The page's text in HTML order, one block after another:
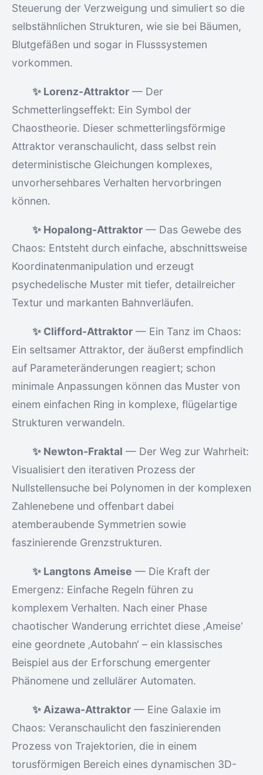
Steuerung der Verzweigung und simuliert so die
selbstähnlichen Strukturen, wie sie bei Bäumen,
Blutgefäßen und sogar in Flusssystemen
vorkommen.
✨ Lorenz-Attraktor — Der
Schmetterlingseffekt: Ein Symbol der
Chaostheorie. Dieser schmetterlingsförmige
Attraktor veranschaulicht, dass selbst rein
deterministische Gleichungen komplexes,
unvorhersehbares Verhalten hervorbringen
können.
✨ Hopalong-Attraktor — Das Gewebe des
Chaos: Entsteht durch einfache, abschnittsweise
Koordinatenmanipulation und erzeugt
psychedelische Muster mit tiefer, detailreicher
Textur und markanten Bahnverläufen.
✨ Clifford-Attraktor — Ein Tanz im Chaos:
Ein seltsamer Attraktor, der äußerst empfindlich
auf Parameteränderungen reagiert; schon
minimale Anpassungen können das Muster von
einem einfachen Ring in komplexe, flügelartige
Strukturen verwandeln.
✨ Newton-Fraktal — Der Weg zur Wahrheit:
Visualisiert den iterativen Prozess der
Nullstellensuche bei Polynomen in der komplexen
Zahlenebene und offenbart dabei
atemberaubende Symmetrien sowie
faszinierende Grenzstrukturen.
✨ Langtons Ameise — Die Kraft der
Emergenz: Einfache Regeln führen zu
komplexem Verhalten. Nach einer Phase
chaotischer Wanderung errichtet diese ‚Ameise‘
eine geordnete ‚Autobahn‘ – ein klassisches
Beispiel aus der Erforschung emergenter
Phänomene und zellulärer Automaten.
✨ Aizawa-Attraktor — Eine Galaxie im
Chaos: Veranschaulicht den faszinierenden
Prozess von Trajektorien, die in einem
torusförmigen Bereich eines dynamischen 3D-